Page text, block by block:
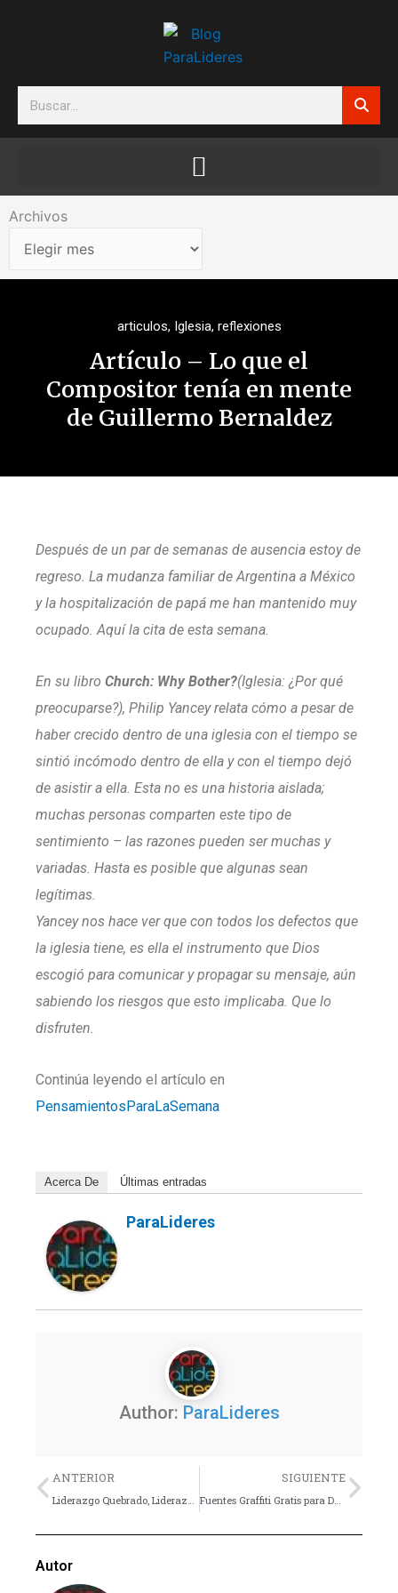
Search
Archivos
Archivos
articulos, Iglesia, reflexiones
Artículo – Lo que el
Compositor tenía en mente
de Guillermo Bernaldez
Después de un par de semanas de ausencia estoy de
regreso. La mudanza familiar de Argentina a México
y la hospitalización de papá me han mantenido muy
ocupado. Aquí la cita de esta semana.
En su libro Church: Why Bother?(Iglesia: ¿Por qué
preocuparse?), Philip Yancey relata cómo a pesar de
haber crecido dentro de una iglesia con el tiempo se
sintió incómodo dentro de ella y con el tiempo dejó
de asistir a ella. Esta no es una historia aislada;
muchas personas comparten este tipo de
sentimiento – las razones pueden ser muchas y
variadas. Hasta es posible que algunas sean
legítimas.
Yancey nos hace ver que con todos los defectos que
la iglesia tiene, es ella el instrumento que Dios
escogió para comunicar y propagar su mensaje, aún
sabiendo los riesgos que esto implicaba. Que lo
disfruten.
Continúa leyendo el artículo en
PensamientosParaLaSemana
Acerca De Últimas entradas
ParaLideres
Author: ParaLideres
Previo
ANTERIOR
Liderazgo Quebrado, Liderazgo Restaurado por Juan Feitoza
SIGUIENTE
Fuentes Graffiti Gratis para Descarga – Recursos gratuitos para el Ministerio juvenil
Autor